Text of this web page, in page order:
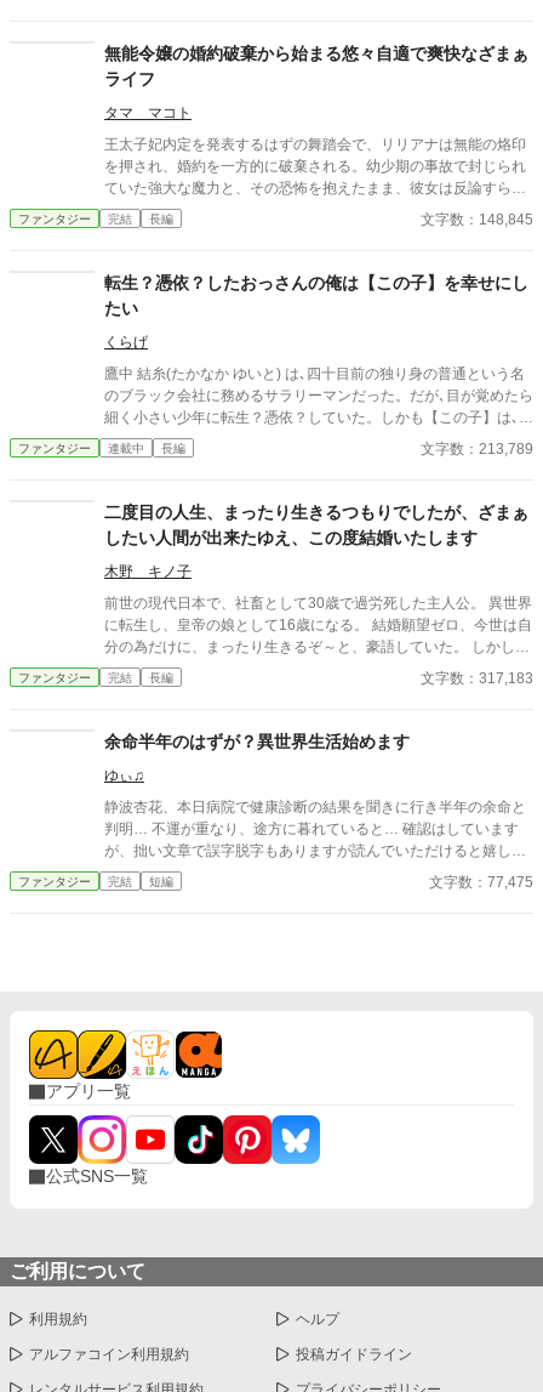
無能令嬢の婚約破棄から始まる悠々自適で爽快なざまぁ
ライフ
タマ マコト
王太子妃内定を発表するはずの舞踏会で、リリアナは無能の烙印
を押され、婚約を一方的に破棄される。幼少期の事故で封じられ
ていた強大な魔力と、その恐怖を抱えたまま、彼女は反論すらで
きず王都から追放される。だがその裏では、宰相派による政治的
策略と、彼女の力を利用し隠してきた王家と貴族の思惑が渦巻い
分の意思で生きる」選択を迫られ、死地と呼ばれる北辺境へと旅
立つ。
ファンタジー 完結 長編 文字数：148,845
転生？憑依？したおっさんの俺は【この子】を幸せにし
たい
くらげ
鷹中 結糸(たかなか ゆいと) は､四十目前の独り身の普通という名
のブラック会社に務めるサラリーマンだった。だが､目が覚めたら
細く小さい少年に転生？憑依？していた。しかも【この子】は､ど
うやら家族からも､国からも､嫌われているようで……！？ 「誰も
【この子】を幸せにしないなら俺が幸せにしてもいいよな？」
ファンタジー 連載中 長編 文字数：213,789
二度目の人生、まったり生きるつもりでしたが、ざまぁ
したい人間が出来たゆえ、この度結婚いたします
木野 キノ子
前世の現代日本で、社畜として30歳で過労死した主人公。 異世界
に転生し、皇帝の娘として16歳になる。 結婚願望ゼロ、今世は自
分の為だけに、まったり生きるぞ～と、豪語していた。 しかしひ
ょんなことから舞い込んだ見合い相手を調べているうちに、どう
にも我慢がならなくなった。 良い人間を寄ってたかっていじめる
意した主人公は…。 さてさて、無事にざまぁを完成できるのか？
ファンタジー 完結 長編 文字数：317,183
余命半年のはずが？異世界生活始めます
ゆぃ♫
静波杏花、本日病院で健康診断の結果を聞きに行き半年の余命と
判明… 不運が重なり、途方に暮れていると… 確認はしています
が、拙い文章で誤字脱字もありますが読んでいただけると嬉しい
です。
ファンタジー 完結 短編 文字数：77,475
アプリ一覧
公式SNS一覧
ご利用について
利用規約 ヘルプ
アルファコイン利用規約 投稿ガイドライン